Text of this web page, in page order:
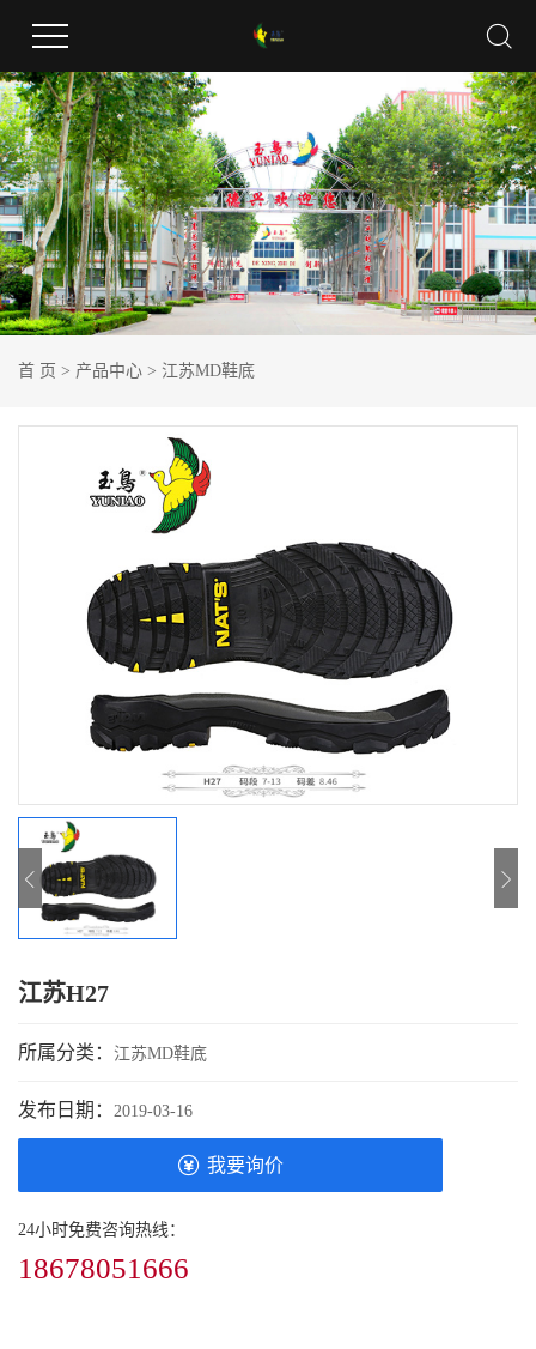
首 页 > 产品中心 > 江苏MD鞋底
江苏H27
所属分类： 江苏MD鞋底
发布日期： 2019-03-16
我要询价
24小时免费咨询热线：
18678051666